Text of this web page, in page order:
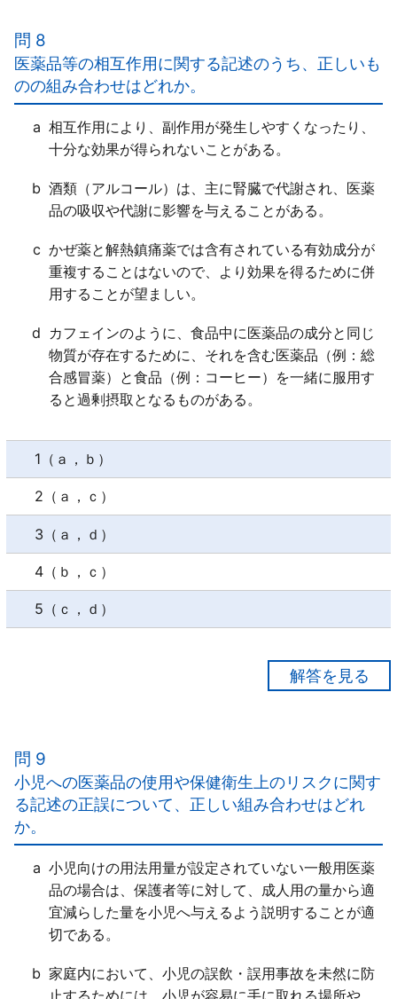
的に緩和するだけの対処を漫然と続けているような場
合には、「有害事象を招く危険性が増す」。
ｂ○
一般用医薬品でも、過量摂取による急性中毒の心配は
「ある」。
問 8
医薬品等の相互作用に関する記述のうち、正しいも
のの組み合わせはどれか。
a 相互作用により、副作用が発生しやすくなったり、
十分な効果が得られないことがある。
b 酒類（アルコール）は、主に腎臓で代謝され、医薬
品の吸収や代謝に影響を与えることがある。
c かぜ薬と解熱鎮痛薬では含有されている有効成分が
重複することはないので、より効果を得るために併
用することが望ましい。
d カフェインのように、食品中に医薬品の成分と同じ
物質が存在するために、それを含む医薬品（例：総
合感冒薬）と食品（例：コーヒー）を一緒に服用す
ると過剰摂取となるものがある。
1（ａ，ｂ）
2（ａ，ｃ）
3（ａ，ｄ）
4（ｂ，ｃ）
5（ｃ，ｄ）
ｂ×
酒類（アルコール）は、主に「肝臓」で代謝され、医
薬品の吸収や代謝に影響を与えることがある。
ｃ×
かぜ薬、解熱鎮痛薬、鎮静薬、鎮咳去痰薬、アレルギ
ー用薬等では、成分や作用が「重複することが多
く」、通常、これらの薬効群に属する医薬品の「併用
は避ける」こととされている。
ｄ○
問 9
小児への医薬品の使用や保健衛生上のリスクに関す
る記述の正誤について、正しい組み合わせはどれ
か。
a 小児向けの用法用量が設定されていない一般用医薬
品の場合は、保護者等に対して、成人用の量から適
宜減らした量を小児へ与えるよう説明することが適
切である。
b 家庭内において、小児の誤飲・誤用事故を未然に防